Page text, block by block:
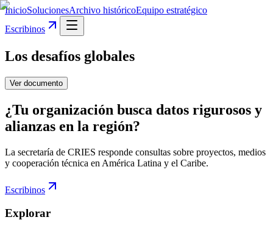
InicioSolucionesArchivo históricoEquipo estratégico
Escribinos
Los desafíos globales
Ver documento
¿Tu organización busca datos rigurosos y
alianzas en la región?
La secretaría de CRIES responde consultas sobre proyectos, medios
y cooperación técnica en América Latina y el Caribe.
Escribinos
Explorar